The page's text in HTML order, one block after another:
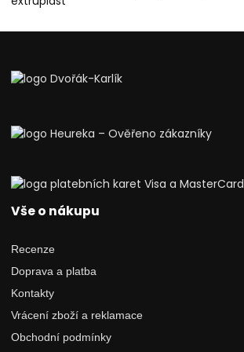
Vše o nákupu
Recenze
Doprava a platba
Kontakty
Vrácení zboží a reklamace
Obchodní podmínky